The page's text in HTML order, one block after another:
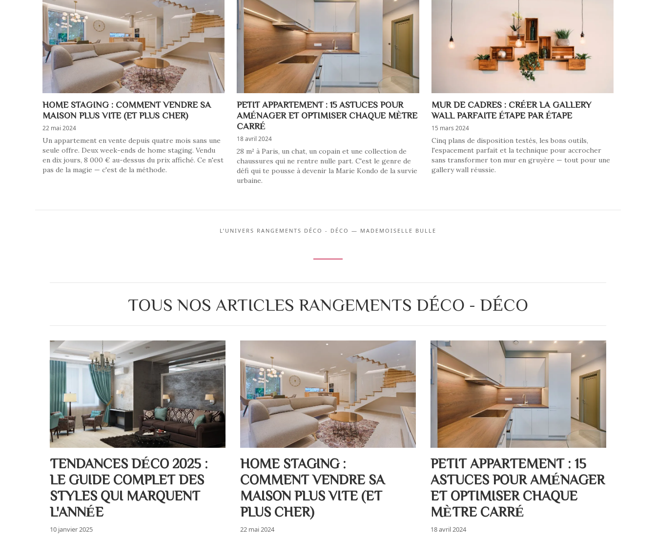
HOME STAGING : COMMENT VENDRE SA
MAISON PLUS VITE (ET PLUS CHER)
22 mai 2024
Un appartement en vente depuis quatre mois sans une
seule offre. Deux week-ends de home staging. Vendu
en dix jours, 8 000 € au-dessus du prix affiché. Ce n'est
pas de la magie — c'est de la méthode.
PETIT APPARTEMENT : 15 ASTUCES POUR
AMÉNAGER ET OPTIMISER CHAQUE MÈTRE
CARRÉ
18 avril 2024
28 m² à Paris, un chat, un copain et une collection de
chaussures qui ne rentre nulle part. C'est le genre de
défi qui te pousse à devenir la Marie Kondo de la survie
urbaine.
MUR DE CADRES : CRÉER LA GALLERY
WALL PARFAITE ÉTAPE PAR ÉTAPE
15 mars 2024
Cinq plans de disposition testés, les bons outils,
l'espacement parfait et la technique pour accrocher
sans transformer ton mur en gruyère — tout pour une
gallery wall réussie.
L’UNIVERS RANGEMENTS DÉCO - DÉCO — MADEMOISELLE BULLE
TOUS NOS ARTICLES RANGEMENTS DÉCO - DÉCO
TENDANCES DÉCO 2025 :
LE GUIDE COMPLET DES
STYLES QUI MARQUENT
L'ANNÉE
10 janvier 2025
HOME STAGING :
COMMENT VENDRE SA
MAISON PLUS VITE (ET
PLUS CHER)
22 mai 2024
PETIT APPARTEMENT : 15
ASTUCES POUR AMÉNAGER
ET OPTIMISER CHAQUE
MÈTRE CARRÉ
18 avril 2024